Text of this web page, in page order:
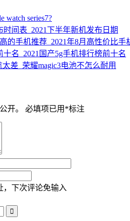
watch series7?
时间表_2021下半年新机发布日期
的手机推荐_2021年8月高性价比手
十名_2021国产5g手机排行榜前十名
差_荣耀magic3电池不怎么耐用
开。 必填项已用 *标注
，下次评论免输入